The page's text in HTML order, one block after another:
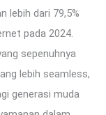
lebih dari 79,5%
pada 2024.
sepenuhnya
lebih seamless,
generasi muda